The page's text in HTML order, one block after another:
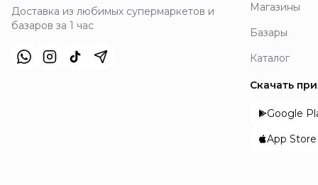
Доставка из любимых супермаркетов и
базаров за 1 час
Магазины
Базары
Каталог
Скачать
Google
App Store